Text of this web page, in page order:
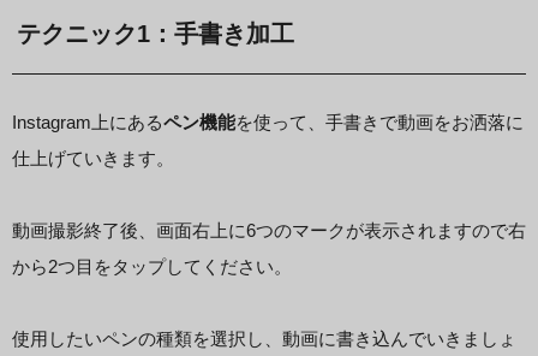
テクニック1：手書き加工
Instagram上にあるペン機能を使って、手書きで動画をお洒落に
仕上げていきます。
動画撮影終了後、画面右上に6つのマークが表示されますので右
から2つ目をタップしてください。
使用したいペンの種類を選択し、動画に書き込んでいきましょ